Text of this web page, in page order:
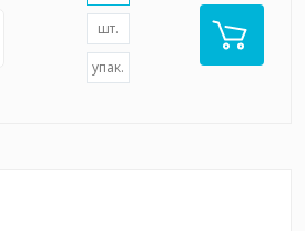
шт.
упак.